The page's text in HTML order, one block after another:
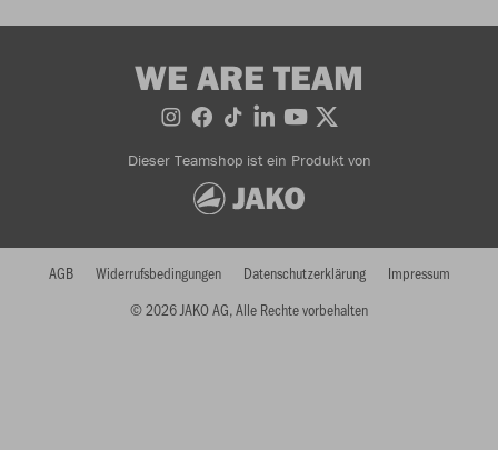
WE ARE TEAM
Dieser Teamshop ist ein Produkt von
© 2026 JAKO AG, Alle Rechte vorbehalten
AGB Widerrufsbedingungen Datenschutzerklärung Impressum